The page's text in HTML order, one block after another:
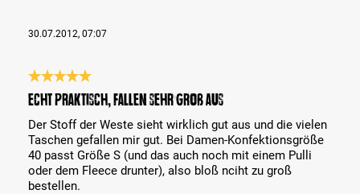
30.07.2012, 07:07
Bewertung mit 5 von 5 Sternen
Echt praktisch, fallen sehr groß aus
Der Stoff der Weste sieht wirklich gut aus und die vielen
Taschen gefallen mir gut. Bei Damen-Konfektionsgröße
40 passt Größe S (und das auch noch mit einem Pulli
oder dem Fleece drunter), also bloß nciht zu groß
bestellen.